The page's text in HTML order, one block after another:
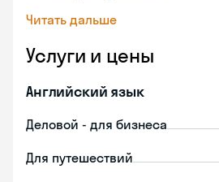
Читать дальше
Услуги и цены
Английский язык
Деловой - для бизнеса
Для путешествий